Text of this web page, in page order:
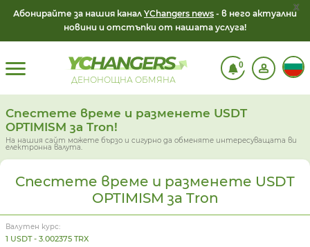
Абонирайте за нашия канал YChangers news - в него актуални
новини и отстъпки от нашата услуга!
x
ДЕНОНОЩНА ОБМЯНА
0
Спестете време и разменете USDT
OPTIMISM за Tron!
На нашия сайт можете бързо и сигурно да обменяте интересуващата ви
електронна валута.
Спестете време и разменете USDT
OPTIMISM за Tron
Валутен курс:
1 USDT - 3.002375 TRX